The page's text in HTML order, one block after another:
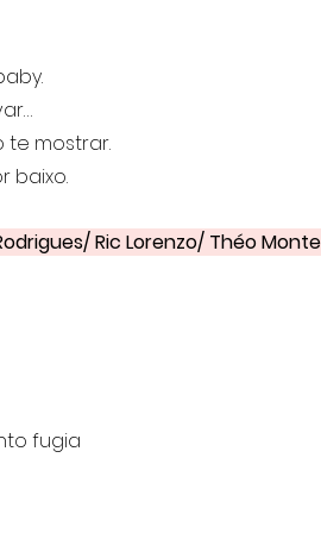
te mostrar.
baixo.
Ric Lorenzo/ Théo
fugia